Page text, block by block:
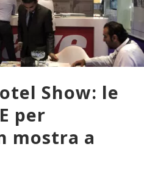
Show: le
per
mostra a